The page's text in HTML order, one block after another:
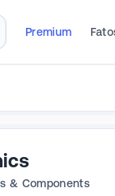
Premium
& Components